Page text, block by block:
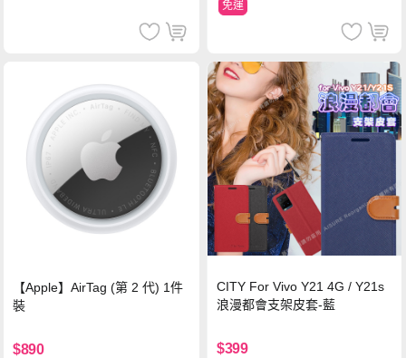
免運
【Apple】AirTag (第 2 代) 1件
裝
$890
CITY For Vivo Y21 4G / Y21s
浪漫都會支架皮套-藍
$399